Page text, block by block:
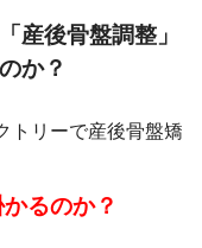
産後骨盤調整」
か？
トリーで産後骨盤矯
るのか？